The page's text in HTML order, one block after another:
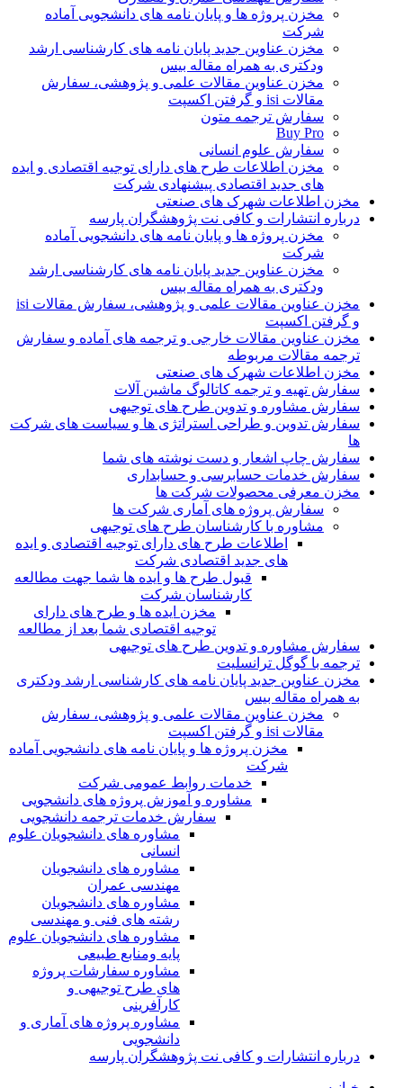
مخزن پروژه ها و پایان نامه های دانشجویی آماده
شرکت
مخزن عناوین جدید پایان نامه های کارشناسی ارشد
ودکتری به همراه مقاله بیس
مخزن عناوین مقالات علمی و پژوهشی، سفارش
مقالات isi و گرفتن اکسپت
سفارش ترجمه متون
Buy Pro
سفارش علوم انسانی
مخزن اطلاعات طرح های دارای توجیه اقتصادی و ایده
های جدید اقتصادی پیشنهادی شرکت
مخزن اطلاعات شهرک های صنعتی
درباره انتشارات و کافی نت پژوهشگران پارسه
مخزن پروژه ها و پایان نامه های دانشجویی آماده
شرکت
مخزن عناوین جدید پایان نامه های کارشناسی ارشد
ودکتری به همراه مقاله بیس
مخزن عناوین مقالات علمی و پژوهشی، سفارش مقالات isi
و گرفتن اکسپت
مخزن عناوین مقالات خارجی و ترجمه های آماده و سفارش
ترجمه مقالات مربوطه
مخزن اطلاعات شهرک های صنعتی
سفارش تهیه و ترجمه کاتالوگ ماشین آلات
سفارش مشاوره و تدوین طرح های توجیهی
سفارش تدوین و طراحی استراتژی ها و سیاست های شرکت
ها
سفارش چاپ اشعار و دست نوشته های شما
سفارش خدمات حسابرسی و حسابداری
مخزن معرفی محصولات شرکت ها
سفارش پروژه های آماری شرکت ها
مشاوره با کارشناسان طرح های توجیهی
اطلاعات طرح های دارای توجیه اقتصادی و ایده
های جدید اقتصادی شرکت
قبول طرح ها و ایده ها شما جهت مطالعه
کارشناسان شرکت
مخزن ایده ها و طرح های دارای
توجیه اقتصادی شما بعد از مطالعه
سفارش مشاوره و تدوین طرح های توجیهی
ترجمه با گوگل ترانسلیت
مخزن عناوین جدید پایان نامه های کارشناسی ارشد ودکتری
به همراه مقاله بیس
مخزن عناوین مقالات علمی و پژوهشی، سفارش
مقالات isi و گرفتن اکسپت
مخزن پروژه ها و پایان نامه های دانشجویی آماده
شرکت
خدمات روابط عمومی شرکت
مشاوره و آموزش پروژه های دانشجویی
سفارش خدمات ترجمه دانشجویی
مشاوره های دانشجویان علوم
انسانی
مشاوره های دانشجویان
مهندسی عمران
مشاوره های دانشجویان
رشته های فنی و مهندسی
مشاوره های دانشجویان علوم
پایه ومنابع طبیعی
مشاوره سفارشات پروژه
های طرح توجیهی و
کارآفرینی
مشاوره پروژه های آماری و
دانشجویی
درباره انتشارات و کافی نت پژوهشگران پارسه